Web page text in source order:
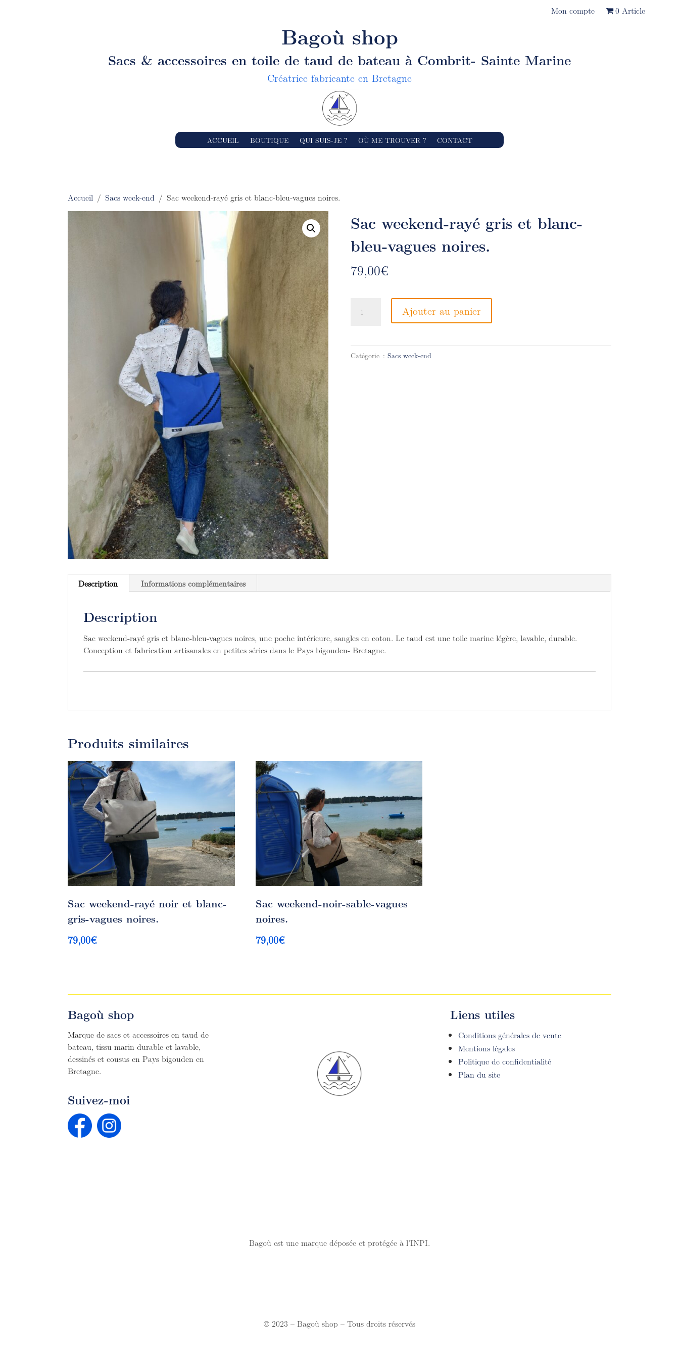
Mon compte 0 Article
Bagoù shop
Sacs & accessoires en toile de taud de bateau à Combrit- Sainte Marine
Créatrice fabricante en Bretagne
ACCUEIL BOUTIQUE QUI SUIS-JE ? OÙ ME TROUVER ? CONTACT
Accueil /Sacs week-end / Sac weekend-rayé gris et blanc-bleu-vagues noires.
Sac weekend-rayé gris et blanc-
bleu-vagues noires.
79,00€
rayé
Ajouter au panier
Catégorie : Sacs week-end
Description Informations complémentaires
Description
Sac weekend-rayé gris et blanc-bleu-vagues noires, une poche intérieure, sangles en coton. Le taud est une toile marine légère, lavable, durable.
Conception et fabrication artisanales en petites séries dans le Pays bigouden- Bretagne.
Produits similaires
Sac weekend-rayé noir et blanc-
gris-vagues noires.
79,00€
Sac weekend-noir-sable-vagues
noires.
79,00€
Bagoù shop
Marque de sacs et accessoires en taud de
bateau, tissu marin durable et lavable,
dessinés et cousus en Pays bigouden en
Bretagne.
Suivez-moi
Liens utiles
Conditions générales de vente
Mentions légales
Politique de confidentialité
Plan du site
Bagoù est une marque déposée et protégée à l'INPI.
© 2023 – Bagoù shop – Tous droits réservés